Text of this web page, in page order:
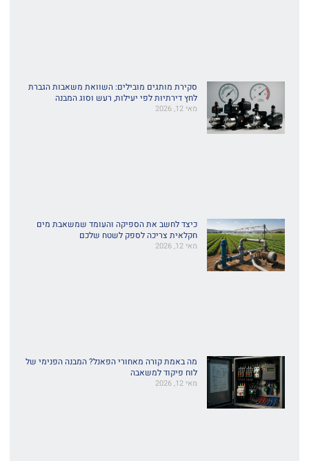
סקירת מותגים מובילים: השוואת משאבות הגברת
לחץ דירתיות לפי יעילות, רעש וסוג המבנה
מאי 12, 2026
כיצד לחשב את הספיקה והעומד שמשאבת מים
חקלאית צריכה לספק לשטח שלכם
מאי 12, 2026
מה באמת קורה מאחורי הפאנל? המבנה הפנימי של
לוח פיקוד למשאבה
מאי 12, 2026